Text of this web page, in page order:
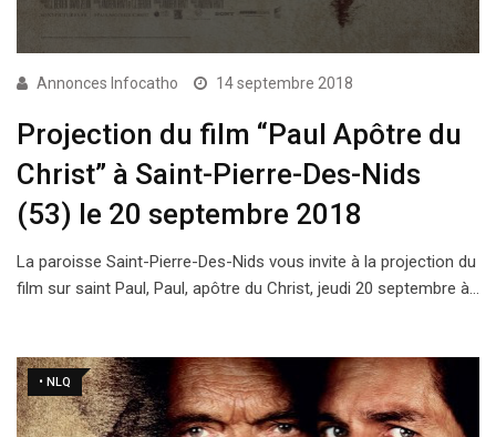
Annonces Infocatho 14 septembre 2018
Projection du film “Paul Apôtre du
Christ” à Saint-Pierre-Des-Nids
(53) le 20 septembre 2018
La paroisse Saint-Pierre-Des-Nids vous invite à la projection du
film sur saint Paul, Paul, apôtre du Christ, jeudi 20 septembre à…
• NLQ